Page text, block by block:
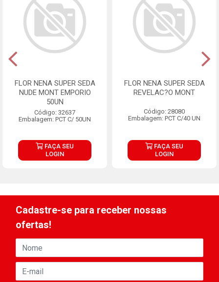
FLOR NENA SUPER SEDA
NUDE MONT EMPORIO
50UN
Código: 32637
Embalagem: PCT C/ 50UN
FAÇA SEU
LOGIN
FLOR NENA SUPER SEDA
REVELAC?O MONT
Código: 28080
Embalagem: PCT C/40 UN
FAÇA SEU
LOGIN
Cadastre-se para receber nossas
ofertas!